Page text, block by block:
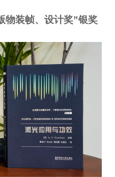
物装帧、设计奖”银奖